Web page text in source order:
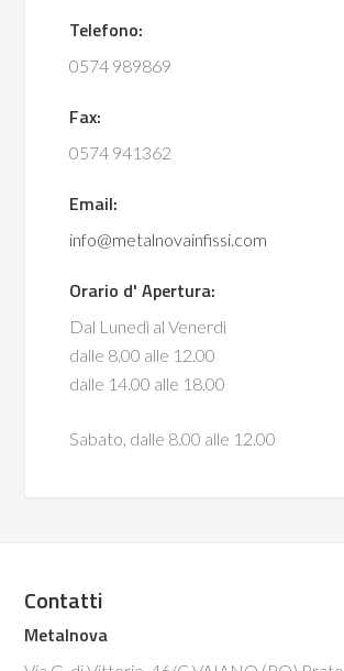
Telefono:
0574 989869
Fax:
0574 941362
Email:
info@metalnovainfissi.com
Orario d' Apertura:
Dal Lunedì al Venerdì
dalle 8.00 alle 12.00
dalle 14.00 alle 18.00
Sabato, dalle 8.00 alle 12.00
Contatti
Metalnova